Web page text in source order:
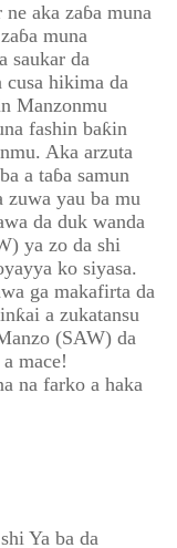
aka zaɓa muna
muna
saukar da
cusa hikima da
Manzonmu
fashin baƙin
Aka arzuta
a taɓa samun
zuwa yau ba mu
da duk wanda
ya zo da shi
ko siyasa.
ga makafirta da
a zukatansu
(SAW) da
mace!
na farko a haka
Ya ba da